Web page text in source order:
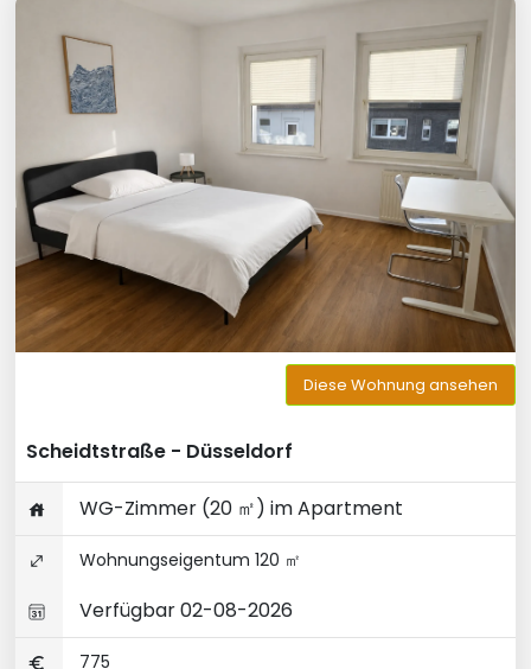
Diese Wohnung ansehen
Scheidtstraße - Düsseldorf
WG-Zimmer (20 ㎡) im Apartment
Wohnungseigentum 120 ㎡
Verfügbar 02-08-2026
775